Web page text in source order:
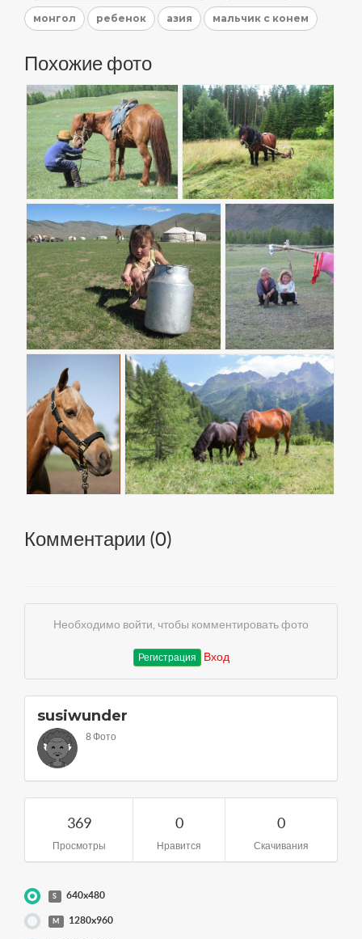
монгол ребенок азия мальчик с конем
Похожие фото
Комментарии (0)
Необходимо войти, чтобы комментировать фото
Регистрация Вход
susiwunder
8 Фото
369
Просмотры
0
Нравится
0
Скачивания
S 640x480
M 1280x960